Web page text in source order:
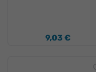
9,03 €